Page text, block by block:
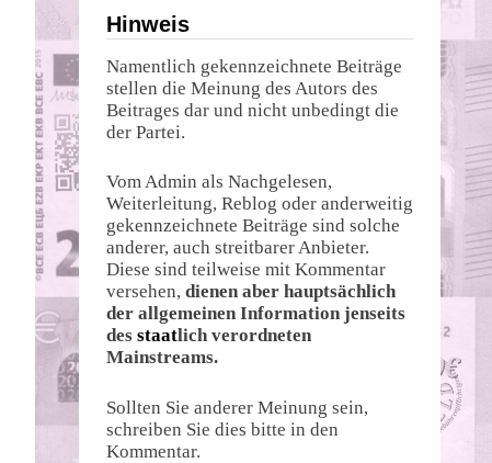
Hinweis
Namentlich gekennzeichnete Beiträge
stellen die Meinung des Autors des
Beitrages dar und nicht unbedingt die
der Partei.
Vom Admin als Nachgelesen,
Weiterleitung, Reblog oder anderweitig
gekennzeichnete Beiträge sind solche
anderer, auch streitbarer Anbieter.
Diese sind teilweise mit Kommentar
versehen, dienen aber hauptsächlich
der allgemeinen Information jenseits
des staatlich verordneten
Mainstreams.
Sollten Sie anderer Meinung sein,
schreiben Sie dies bitte in den
Kommentar.